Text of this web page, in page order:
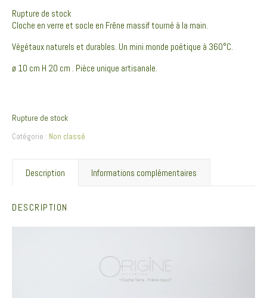
Rupture de stock
Cloche en verre et socle en Frêne massif tourné à la main.
Végétaux naturels et durables. Un mini monde poétique à 360°C.
ø 10 cm H 20 cm . Pièce unique artisanale.
Rupture de stock
Catégorie : Non classé
Description Informations complémentaires
DESCRIPTION